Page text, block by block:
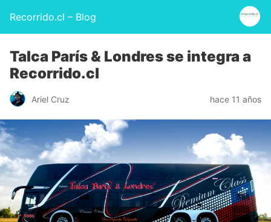
Recorrido.cl – Blog
Talca París & Londres se integra a
Recorrido.cl
Ariel Cruz hace 11 años